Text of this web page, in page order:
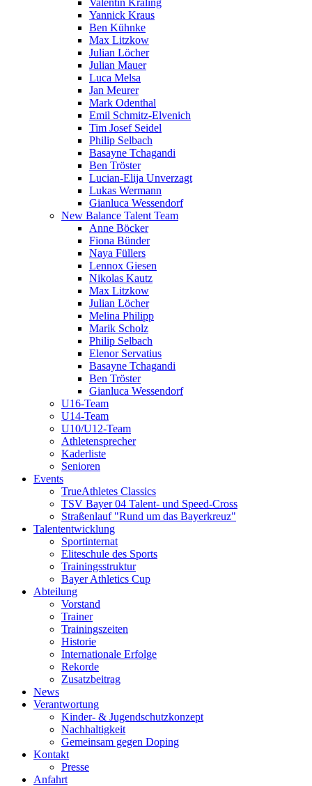
Valentin Kräling
Yannick Kraus
Ben Kühnke
Max Litzkow
Julian Löcher
Julian Mauer
Luca Melsa
Jan Meurer
Mark Odenthal
Emil Schmitz-Elvenich
Tim Josef Seidel
Philip Selbach
Basayne Tchagandi
Ben Tröster
Lucian-Elija Unverzagt
Lukas Wermann
Gianluca Wessendorf
New Balance Talent Team
Anne Böcker
Fiona Bünder
Naya Füllers
Lennox Giesen
Nikolas Kautz
Max Litzkow
Julian Löcher
Melina Philipp
Marik Scholz
Philip Selbach
Elenor Servatius
Basayne Tchagandi
Ben Tröster
Gianluca Wessendorf
U16-Team
U14-Team
U10/U12-Team
Athletensprecher
Kaderliste
Senioren
Events
TrueAthletes Classics
TSV Bayer 04 Talent- und Speed-Cross
Straßenlauf "Rund um das Bayerkreuz"
Talententwicklung
Sportinternat
Eliteschule des Sports
Trainingsstruktur
Bayer Athletics Cup
Abteilung
Vorstand
Trainer
Trainingszeiten
Historie
Internationale Erfolge
Rekorde
Zusatzbeitrag
News
Verantwortung
Kinder- & Jugendschutzkonzept
Nachhaltigkeit
Gemeinsam gegen Doping
Kontakt
Presse
Anfahrt